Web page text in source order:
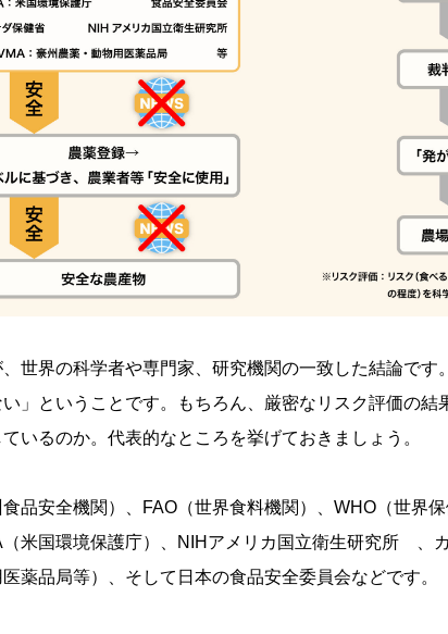
、世界の科学者や専門家、研究機関の一致した結論です
」ということです。もちろん、厳密なリスク評価の結
いるのか。代表的なところを挙げておきましょう。
食品安全機関）、FAO（世界食料機関）、WHO（世界
（米国環境保護庁）、NIHアメリカ国立衛生研究所 、
薬品局等）、そして日本の食品安全委員会などです。